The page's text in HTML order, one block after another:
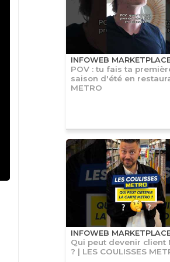
INFOWEB
POV : tu fais ta
saison d'été en
METRO
INFOWEB
Qui peut devenir client
? | LES COULISSES